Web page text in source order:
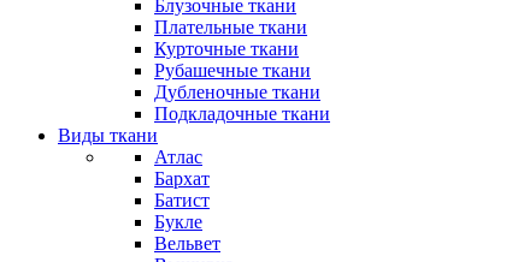
Блузочные ткани
Плательные ткани
Курточные ткани
Рубашечные ткани
Дубленочные ткани
Подкладочные ткани
Виды ткани
Атлас
Бархат
Батист
Букле
Вельвет